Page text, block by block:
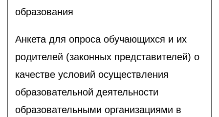
образования
Анкета для опроса обучающихся и их
родителей (законных представителей) о
качестве условий осуществления
образовательной деятельности
образовательными организациями в